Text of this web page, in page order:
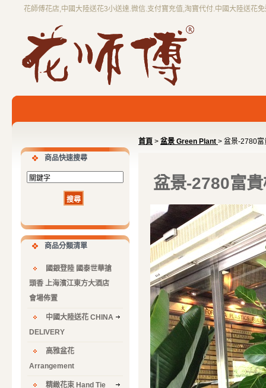
花師傅花店,中國大陸送花3小送達.微信.支付寶充值,淘寶代付.中國大陸送花
商品快速搜尋
商品分類清單
國銀登陸 國泰世華搶
頭香 上海濱江東方大酒店
會場佈置
中國大陸送花 CHINA
DELIVERY
高雅盆花
Arrangement
精緻花束 Hand Tie
首頁 > 盆景 Green Plant > 盆景-2780富
盆景-2780富